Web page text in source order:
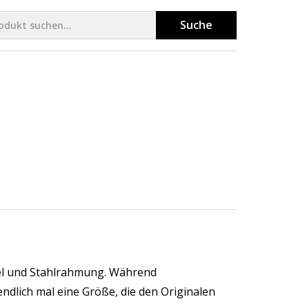
Suche
und Stahlrahmung. Während
mal eine Größe, die den Originalen